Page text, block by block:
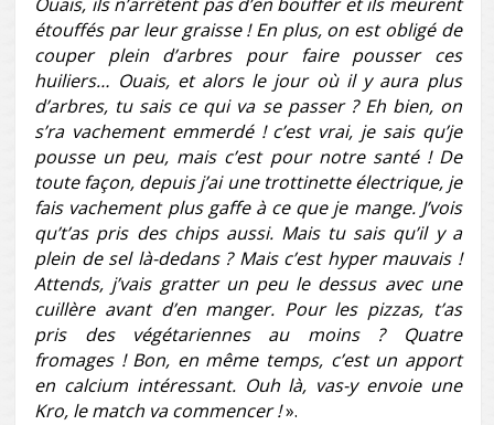
étouffés par leur graisse ! En plus, on est obligé de
couper plein d’arbres pour faire pousser ces
huiliers… Ouais, et alors le jour où il y aura plus
d’arbres, tu sais ce qui va se passer ? Eh bien, on
s’ra vachement emmerdé ! c’est vrai, je sais qu’je
pousse un peu, mais c’est pour notre santé ! De
toute façon, depuis j’ai une trottinette électrique, je
fais vachement plus gaffe à ce que je mange. J’vois
qu’t’as pris des chips aussi. Mais tu sais qu’il y a
plein de sel là-dedans ? Mais c’est hyper mauvais !
Attends, j’vais gratter un peu le dessus avec une
cuillère avant d’en manger. Pour les pizzas, t’as
pris des végétariennes au moins ? Quatre
fromages ! Bon, en même temps, c’est un apport
en calcium intéressant. Ouh là, vas-y envoie une
Kro, le match va commencer !».